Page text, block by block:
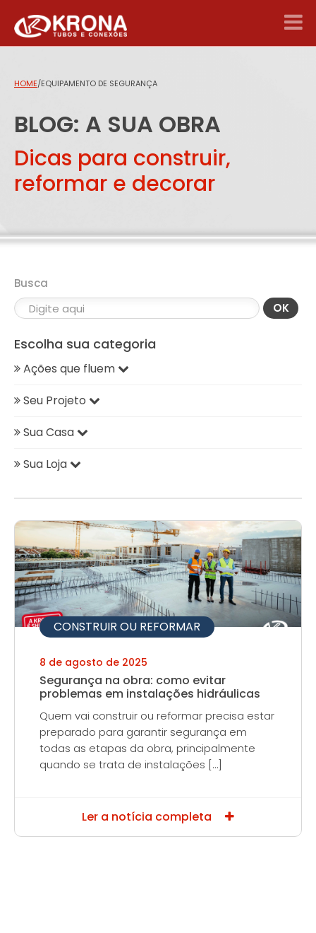
HOME/EQUIPAMENTO DE SEGURANÇA
BLOG: A SUA OBRA
Dicas para construir,
reformar e decorar
Busca
OK
CONSTRUIR OU REFORMAR
8 de agosto de 2025
Segurança na obra: como evitar
problemas em instalações hidráulicas
Quem vai construir ou reformar precisa estar
preparado para garantir segurança em
todas as etapas da obra, principalmente
quando se trata de instalações […]
Ler a notícia completa
Escolha sua categoria
Ações que fluem
Seu Projeto
Sua Casa
Sua Loja